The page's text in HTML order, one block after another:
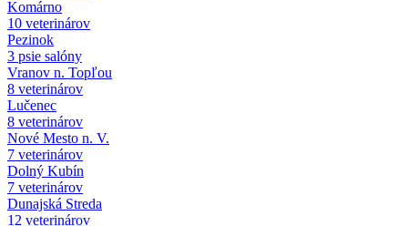
Komárno
10 veterinárov
Pezinok
3 psie salóny
Vranov n. Topľou
8 veterinárov
Lučenec
8 veterinárov
Nové Mesto n. V.
7 veterinárov
Dolný Kubín
7 veterinárov
Dunajská Streda
12 veterinárov